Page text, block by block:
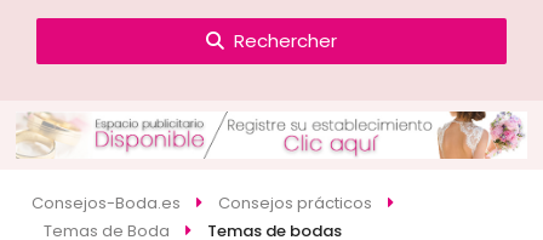
Rechercher
Consejos-Boda.es
Consejos prácticos
Temas de Boda
Temas de bodas